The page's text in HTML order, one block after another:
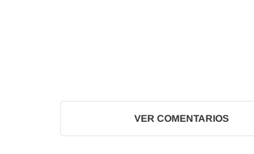
VER COMENTARIOS